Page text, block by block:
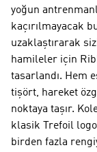
yoğun
kaçırılmayacak
uzaklaştırarak
hamileler için
tasarlandı. Hem
tişört, hareket
noktaya taşır.
klasik Trefoil
birden fazla